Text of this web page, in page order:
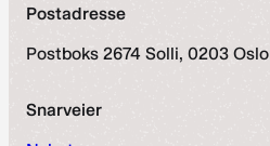
Postadresse
Postboks 2674 Solli, 0203 Oslo
Snarveier